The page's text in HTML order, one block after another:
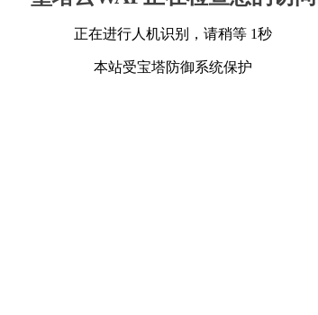
正在进行人机识别，请稍等 1秒
本站受宝塔防御系统保护